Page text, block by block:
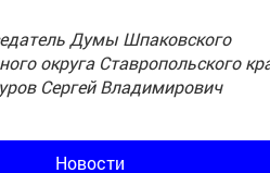
Думы Шпаковского
округа Ставропольского
Сергей Владимирович
Новости